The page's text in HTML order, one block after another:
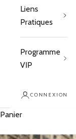
Liens
Pratiques
Programme
VIP
CONNEXION
Panier